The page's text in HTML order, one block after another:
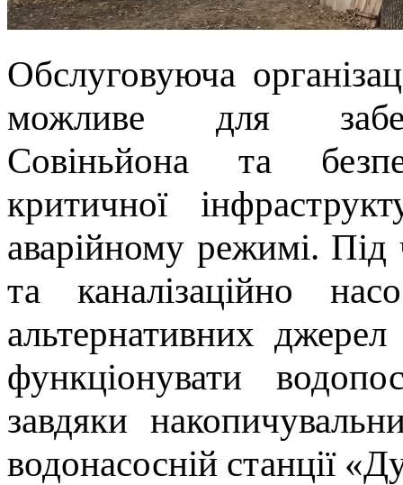
Обслуговуюча
можливе для
Совіньйона та
критичної
аварійному режимі. Під
та каналізаційно
альтернативних
функціонувати
завдяки
водонасосній станції